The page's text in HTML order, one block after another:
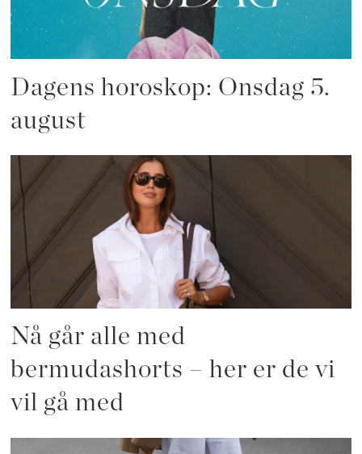
Dagens horoskop: Onsdag 5.
august
Nå går alle med
bermudashorts – her er de vi
vil gå med